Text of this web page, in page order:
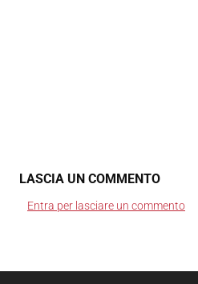
LASCIA UN COMMENTO
Entra per lasciare un commento